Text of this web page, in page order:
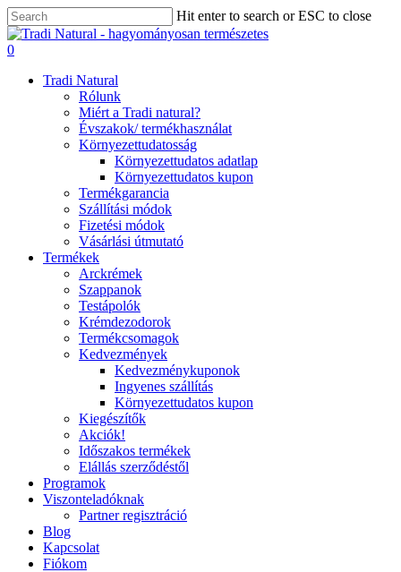
Skip
to
main
Hit enter to search or ESC to close
Close
Search
0
Tradi Natural
Rólunk
Miért a Tradi natural?
Évszakok/ termékhasználat
Környezettudatosság
Környezettudatos adatlap
Környezettudatos kupon
Termékgarancia
Szállítási módok
Fizetési módok
Vásárlási útmutató
Termékek
Arckrémek
Szappanok
Testápolók
Krémdezodorok
Termékcsomagok
Kedvezmények
Kedvezménykuponok
Ingyenes szállítás
Környezettudatos kupon
Kiegészítők
Akciók!
Időszakos termékek
Elállás szerződéstől
Programok
Viszonteladóknak
Partner regisztráció
Blog
Kapcsolat
Fiókom